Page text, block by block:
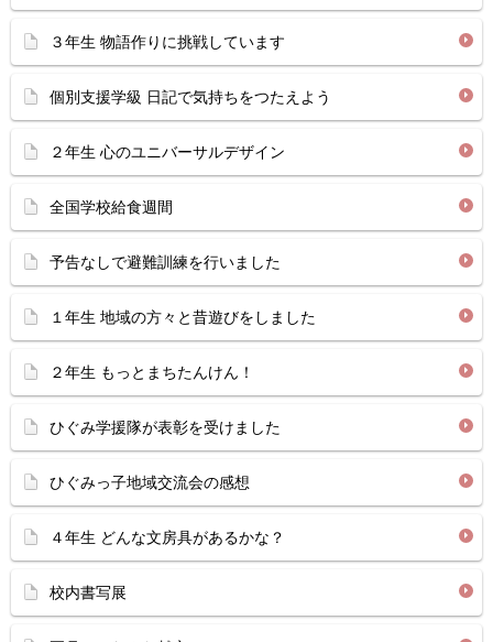
３年生 物語作りに挑戦しています
個別支援学級 日記で気持ちをつたえよう
２年生 心のユニバーサルデザイン
全国学校給食週間
予告なしで避難訓練を行いました
１年生 地域の方々と昔遊びをしました
２年生 もっとまちたんけん！
ひぐみ学援隊が表彰を受けました
ひぐみっ子地域交流会の感想
４年生 どんな文房具があるかな？
校内書写展